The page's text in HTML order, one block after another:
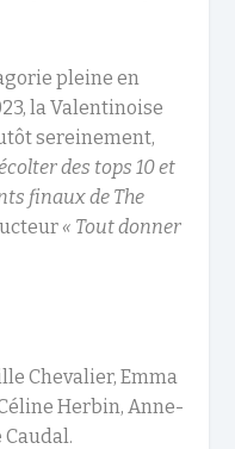
pleine en
la Valentinoise
sereinement,
des tops 10 et
finaux de The
« Tout donner
Chevalier, Emma
Herbin, Anne-